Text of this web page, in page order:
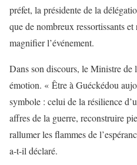
préfet, la présidente de la
que de nombreux ressortissants
magnifier l’événement.
Dans son discours, le Ministre de
émotion. « Être à Guéckédou
symbole : celui de la résilience
affres de la guerre, reconstruire
rallumer les flammes de
a-t-il déclaré.